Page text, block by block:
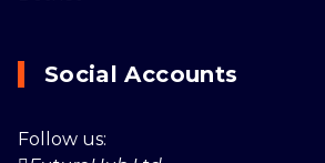
Social Accounts
Follow us: